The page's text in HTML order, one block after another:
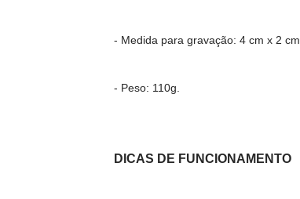
- Medida para gravação: 4 cm x 2 cm.
- Peso: 110g.
DICAS DE FUNCIONAMENTO